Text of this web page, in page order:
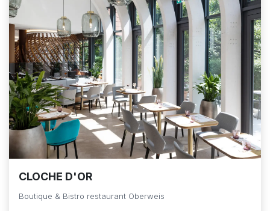
CLOCHE D'OR
Boutique & Bistro restaurant Oberweis